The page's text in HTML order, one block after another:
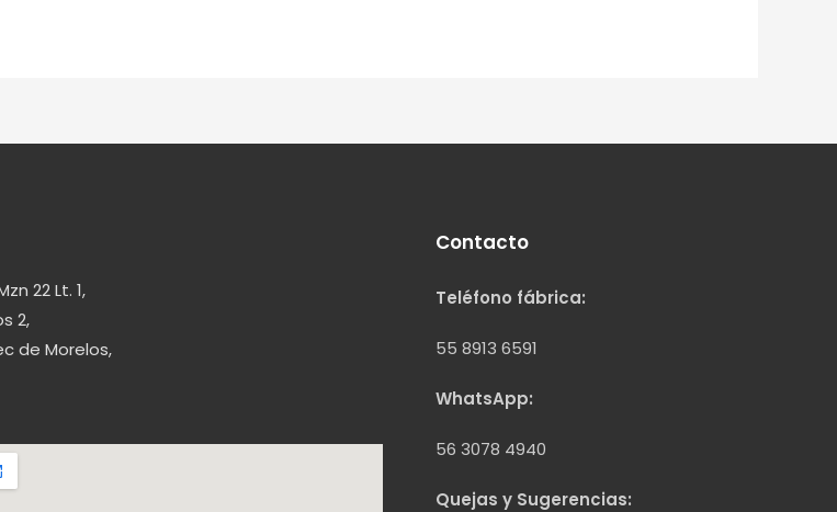
22 Lt. 1,
2,
de Morelos,
Contacto
Teléfono fábrica:
55 8913 6591
WhatsApp:
56 3078 4940
Quejas y Sugerencias: